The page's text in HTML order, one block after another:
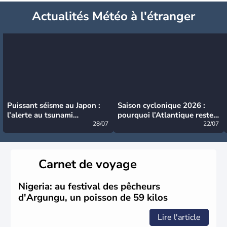
Actualités Météo à l'étranger
Puissant séisme au Japon :
l’alerte au tsunami
28/07
Saison cyclonique 2026 :
pourquoi l’Atlantique reste
22/07
Carnet de voyage
Nigeria: au festival des pêcheurs
d'Argungu, un poisson de 59 kilos
Lire l'article